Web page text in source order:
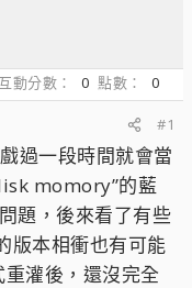
互動分數 0 點數
0
#1
過一段時間就會當
momory”的藍
題，後來看了有些
版本相衝也有可能
灌後，還沒完全